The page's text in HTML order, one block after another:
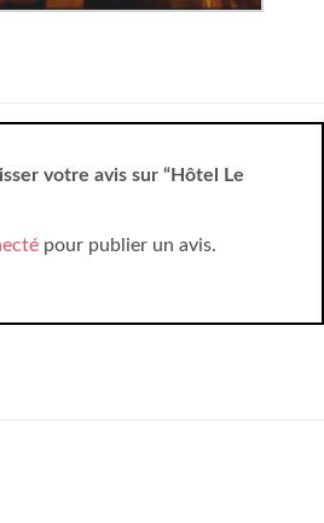
votre avis sur “Hôtel Le
pour publier un avis.